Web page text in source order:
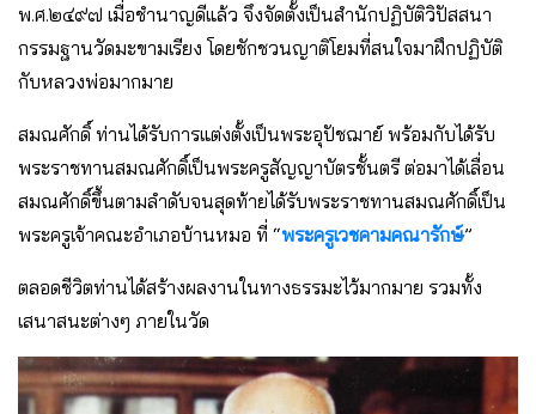
พ.ศ.๒๔๙๗ เมื่อชำนาญดีแล้ว จึงจัดตั้งเป็นสำนักปฏิบัติวิปัสสนา
กรรมฐานวัดมะขามเรียง โดยชักชวนญาติโยมที่สนใจมาฝึกปฏิบัติ
กับหลวงพ่อมากมาย
สมณศักดิ์ ท่านได้รับการแต่งตั้งเป็นพระอุปัชฌาย์ พร้อมกับได้รับ
พระราชทานสมณศักดิ์เป็นพระครูสัญญาบัตรชั้นตรี ต่อมาได้เลื่อน
สมณศักดิ์ขึ้นตามลำดับจนสุดท้ายได้รับพระราชทานสมณศักดิ์เป็น
พระครูเจ้าคณะอำเภอบ้านหมอ ที่ “พระครูเวชคามคณารักษ์”
ตลอดชีวิตท่านได้สร้างผลงานในทางธรรมะไว้มากมาย รวมทั้ง
เสนาสนะต่างๆ ภายในวัด